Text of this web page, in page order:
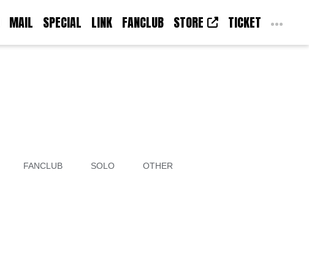
MAIL SPECIAL LINK FANCLUB STORE TICKET
FANCLUB SOLO OTHER